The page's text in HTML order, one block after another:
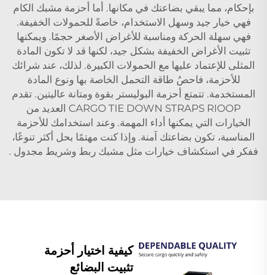
بإحكام، مما يبقي بضاعتك في مكانها. أما أحزمة مشبك الكام
فهي خيار جيد وسهل الاستخدام، خاصةً للحمولات الخفيفة.
فهي سهلة الحركة ومناسبة للأغراض الأصغر حجمًا. ويمكنها
تثبيت الأغراض الخفيفة بشكل جيد، لكنها قد لا تكون المادة
المثلى للإعتماد عليها مع الحمولات الكبيرة. لذلك، عند شرائك
للأحزمة، فاحصُ طاقة التحمل الخاصة بها ونوع المادة
المستخدمة. تتمتع أحزمة البوليستر بقوة ومتانة عاليتين. تقدم
CARGO TIE DOWN STRAPS RIOOP العديد من
الخيارات التي يمكنها أداء المهمة. وعند استخدامك للأحزمة
المناسبة، تكون بضاعتك آمنة. وإذا كنت مهتمًا بحل أكثر تنوعًا،
ففكر في استكشاف خيارات مثل مشبك ربط وشريط مجدول .
كيفية اختيار أحزمة
تثبيت البضائع